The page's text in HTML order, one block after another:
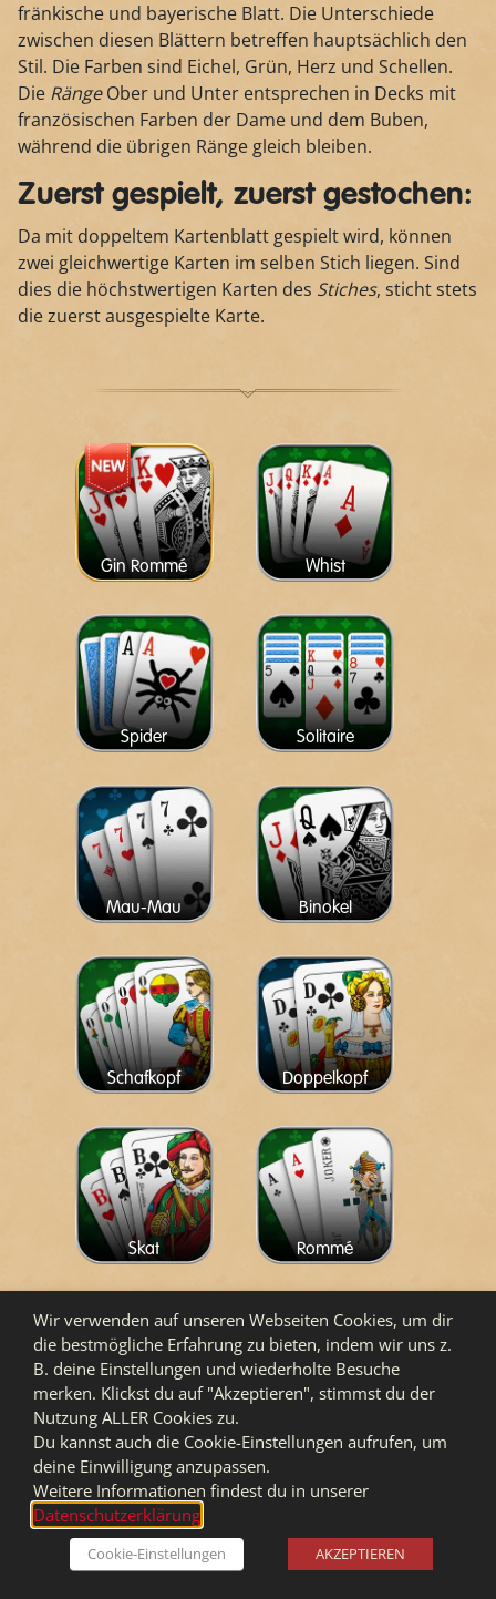
fränkische und bayerische Blatt. Die Unterschiede
zwischen diesen Blättern betreffen hauptsächlich den
Stil. Die Farben sind Eichel, Grün, Herz und Schellen.
Die RängeOber und Unter entsprechen in Decks mit
französischen Farben der Dame und dem Buben,
während die übrigen Ränge gleich bleiben.
Zuerst gespielt, zuerst gestochen:
Da mit doppeltem Kartenblatt gespielt wird, können
zwei gleichwertige Karten im selben Stich liegen. Sind
dies die höchstwertigen Karten des Stiches, sticht stets
die zuerst ausgespielte Karte.
Gin Rommé Whist
Spider Solitaire
Mau-Mau Binokel
Schafkopf Doppelkopf
Skat Rommé
Canasta
Wir verwenden auf unseren Webseiten Cookies, um dir
die bestmögliche Erfahrung zu bieten, indem wir uns z.
B. deine Einstellungen und wiederholte Besuche
merken. Klickst du auf "Akzeptieren", stimmst du der
Nutzung ALLER Cookies zu.
Du kannst auch die Cookie-Einstellungen aufrufen, um
deine Einwilligung anzupassen.
Weitere Informationen findest du in unserer
Datenschutzerklärung
Cookie-Einstellungen AKZEPTIEREN